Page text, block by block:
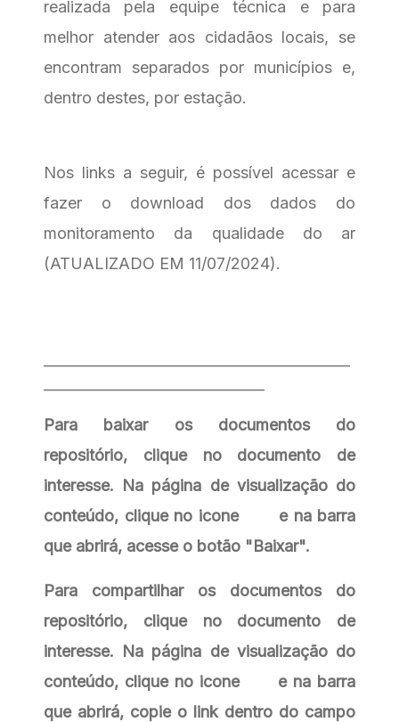
realizada pela equipe técnica e para
melhor atender aos cidadãos locais, se
encontram separados por municípios e,
dentro destes, por estação.
Nos links a seguir, é possível acessar e
fazer o download dos dados do
monitoramento da qualidade do ar
(ATUALIZADO EM 11/07/2024).
Para baixar os documentos do
repositório, clique no documento de
interesse. Na página de visualização do
conteúdo, clique no icone
e na barra
que abrirá, acesse o botão "Baixar".
Para compartilhar os documentos do
repositório, clique no documento de
interesse. Na página de visualização do
conteúdo, clique no icone
e na barra
que abrirá, copie o link dentro do campo